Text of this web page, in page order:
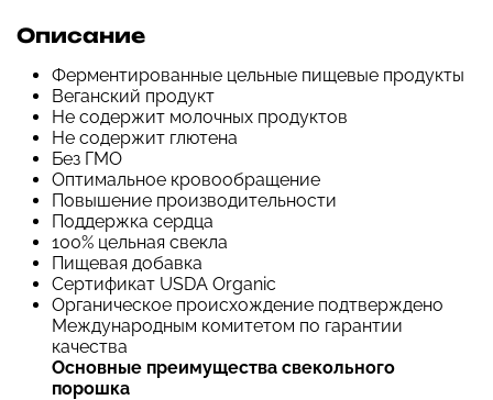
Описание
Ферментированные цельные пищевые продукты
Веганский продукт
Не содержит молочных продуктов
Не содержит глютена
Без ГМО
Оптимальное кровообращение
Повышение производительности
Поддержка сердца
100% цельная свекла
Пищевая добавка
Сертификат USDA Organic
Органическое происхождение подтверждено
Международным комитетом по гарантии
качества
Основные преимущества свекольного
порошка